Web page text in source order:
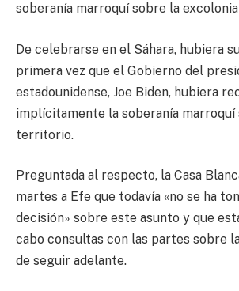
soberanía marroquí sobre la
De celebrarse en el Sáhara, hubiera
primera vez que el Gobierno del
estadounidense, Joe Biden, hubiera
implícitamente la soberanía marroquí
territorio.
Preguntada al respecto, la Casa
martes a Efe que todavía «no se ha
decisión» sobre este asunto y que
cabo consultas con las partes sobre
de seguir adelante.